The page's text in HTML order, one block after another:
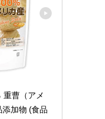
重曹（アメ
添加物 (食品